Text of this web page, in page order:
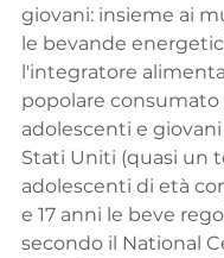
giovani: insieme ai
le bevande
l'integratore
popolare consumato
adolescenti e
Stati Uniti (quasi un
adolescenti di età
e 17 anni le beve
secondo il National